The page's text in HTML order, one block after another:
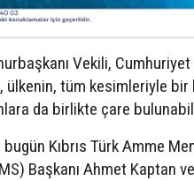
Vekili,
ülkenin, tüm kesimleriyle
da birlikte çare
Kıbrıs Türk Amme
Başkanı Ahmet Kaptan